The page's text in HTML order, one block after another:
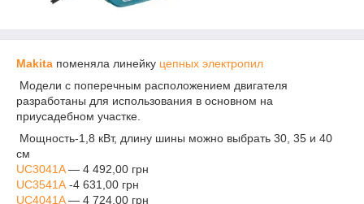
Makita поменяла линейку цепных электропил
Модели с поперечным расположением двигателя
разработаны для использования в основном на
приусадебном участке.
Мощность-1,8 кВт, длину шины можно выбрать 30, 35 и 40
см
UC3041A― 4 492,00 грн
UC3541A -4 631,00 грн
UC4041A― 4 724,00 грн